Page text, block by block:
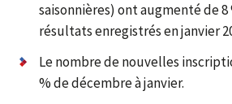
saisonnières) ont augmenté de
résultats enregistrés en janvier
Le nombre de nouvelles
% de décembre à janvier.